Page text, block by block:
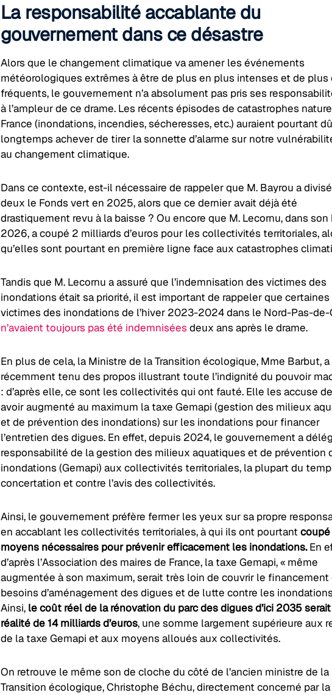
La responsabilité accablante du
gouvernement dans ce désastre
Alors que le changement climatique va amener les événements
météorologiques extrêmes à être de plus en plus intenses et de plus
fréquents, le gouvernement n’a absolument pas pris ses
à l’ampleur de ce drame. Les récents épisodes de catastrophes
France (inondations, incendies, sécheresses, etc.) auraient pourtant
longtemps achever de tirer la sonnette d’alarme sur notre
au changement climatique.
Dans ce contexte, est-il nécessaire de rappeler que M. Bayrou a
deux le Fonds vert en 2025, alors que ce dernier avait déjà été
drastiquement revu à la baisse ? Ou encore que M. Lecornu, dans
2026, a coupé 2 milliards d’euros pour les collectivités territoriales,
qu’elles sont pourtant en première ligne face aux catastrophes
Tandis que M. Lecornu a assuré que l’indemnisation des victimes des
inondations était sa priorité, il est important de rappeler que certaines
victimes des inondations de l’hiver 2023-2024 dans le Nord-Pas-de-
n’avaient toujours pas été indemniséesdeux ans après le drame.
En plus de cela, la Ministre de la Transition écologique, Mme Barbut, a
récemment tenu des propos illustrant toute l’indignité du pouvoir
: d’après elle, ce sont les collectivités qui ont fauté. Elle les accuse
avoir augmenté au maximum la taxe Gemapi (gestion des milieux
et de prévention des inondations) sur les inondations pour financer
l’entretien des digues. En effet, depuis 2024, le gouvernement a
responsabilité de la gestion des milieux aquatiques et de prévention
inondations (Gemapi) aux collectivités territoriales, la plupart du
concertation et contre l’avis des collectivités.
Ainsi, le gouvernement préfère fermer les yeux sur sa propre
en accablant les collectivités territoriales, à qui ils ont pourtant
moyens nécessaires pour prévenir efficacement les inondations.En
d’après l’Association des maires de France, la taxe Gemapi, « même
augmentée à son maximum, serait très loin de couvrir le financement
besoins d’aménagement des digues et de lutte contre les
Ainsi, le coût réel de la rénovation du parc des digues d’ici 2035
réalité de 14 milliards d’euros, une somme largement supérieure aux
de la taxe Gemapi et aux moyens alloués aux collectivités.
On retrouve le même son de cloche du côté de l’ancien ministre de la
Transition écologique, Christophe Béchu, directement concerné par la